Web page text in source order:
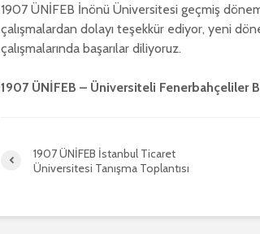
1907 ÜNİFEB İnönü Üniversitesi geçmiş
çalışmalardan dolayı teşekkür ediyor, yeni
çalışmalarında başarılar diliyoruz.
1907 ÜNİFEB – Üniversiteli Fenerbahçeliler
1907 ÜNİFEB İstanbul Ticaret
Üniversitesi Tanışma Toplantısı